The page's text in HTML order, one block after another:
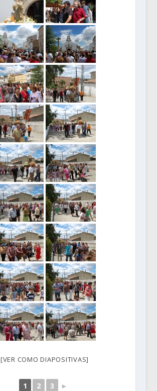
[VER COMO DIAPOSITIVAS]
1 2 3 ►